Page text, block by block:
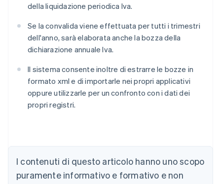
della liquidazione periodica Iva.
Se la convalida viene effettuata per tutti i trimestri
dell'anno, sarà elaborata anche la bozza della
dichiarazione annuale Iva.
Il sistema consente inoltre di estrarre le bozze in
formato xml e di importarle nei propri applicativi
oppure utilizzarle per un confronto con i dati dei
propri registri.
I contenuti di questo articolo hanno uno scopo
puramente informativo e formativo e non